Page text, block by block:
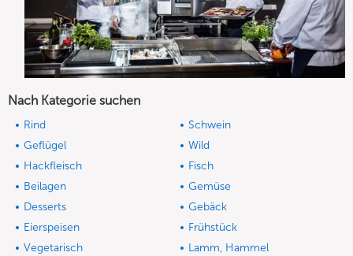
Nach Kategorie suchen
Rind
Schwein
Geflügel
Wild
Hackfleisch
Fisch
Beilagen
Gemüse
Desserts
Gebäck
Eierspeisen
Frühstück
Vegetarisch
Lamm, Hammel